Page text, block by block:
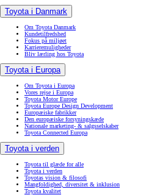
Toyota i Danmark
Om Toyota Danmark
Kundetilfredshed
Fokus på miljøet
Karrieremuligheder
Bliv lærling hos Toyota
Toyota i Europa
Om Toyota i Europa
Vores rejse i Europa
Toyota Motor Europe
Toyota Europe Design Development
Europæiske fabrikker
Den europæiske forsyningskæde
Nationale marketing- & salgsselskaber
Toyota Connected Europa
Toyota i verden
Toyota til glæde for alle
Toyota i verden
Toyotas vision & filosofi
Mangfoldighed, diversitet & inklusion
Toyota kvalitet